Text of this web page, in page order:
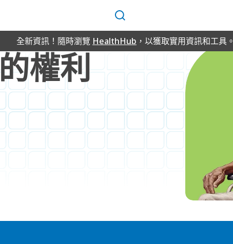
搜
尋
全新資訊！隨時瀏覽 HealthHub ，以獲取實用資訊和工具。
權利